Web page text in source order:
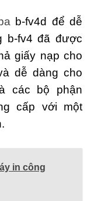
b-fv4d để dễ
b-fv4 đã được
giấy nạp cho
dễ dàng cho
các bộ phận
cấp với một
in công